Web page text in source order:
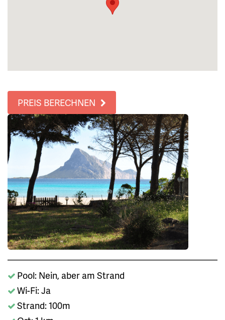
PREIS BERECHNEN
Pool: Nein, aber am Strand
Wi-Fi: Ja
Strand: 100m